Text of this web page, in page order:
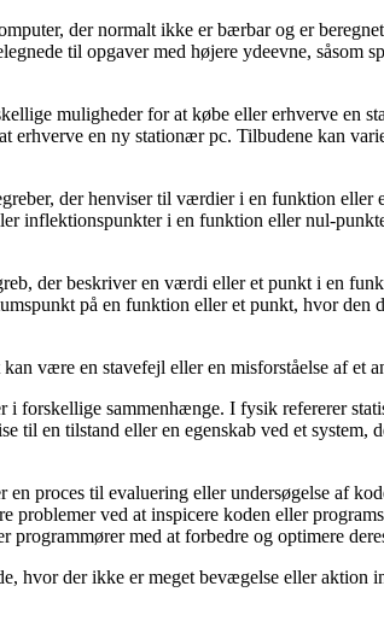
der normalt ikke er bærbar og er
til opgaver med højere ydeevne,
muligheder for at købe eller erhverve en
erhverve en ny stationær pc. Tilbudene kan
der henviser til værdier i en funktion
inflektionspunkter i en funktion eller nul-
der beskriver en værdi eller et punkt i en
på en funktion eller et punkt, hvor
være en stavefejl eller en misforståelse af et
forskellige sammenhænge. I fysik refererer
til en tilstand eller en egenskab ved et
en proces til evaluering eller undersøgelse af
problemer ved at inspicere koden eller
med at forbedre og optimere
hvor der ikke er meget bevægelse eller